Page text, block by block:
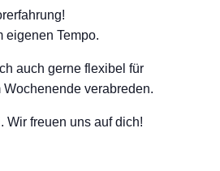
eigenen Tempo.
auch gerne flexibel für
verabreden.
Wir freuen uns auf dich!